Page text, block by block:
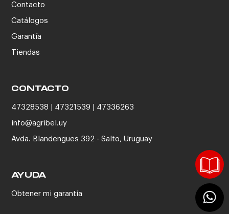
Contacto
Catálogos
Garantía
Tiendas
CONTACTO
47328538 | 47321539 | 47336263
info@agribel.uy
Avda. Blandengues 392 - Salto, Uruguay
AYUDA
Obtener mi garantía